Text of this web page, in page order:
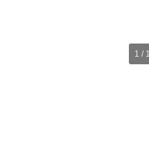
1 / 1